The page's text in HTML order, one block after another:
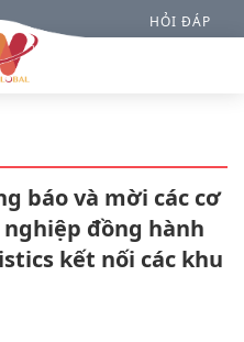
HỎI ĐÁP
báo và mời các cơ
đồng hành
kết nối các khu